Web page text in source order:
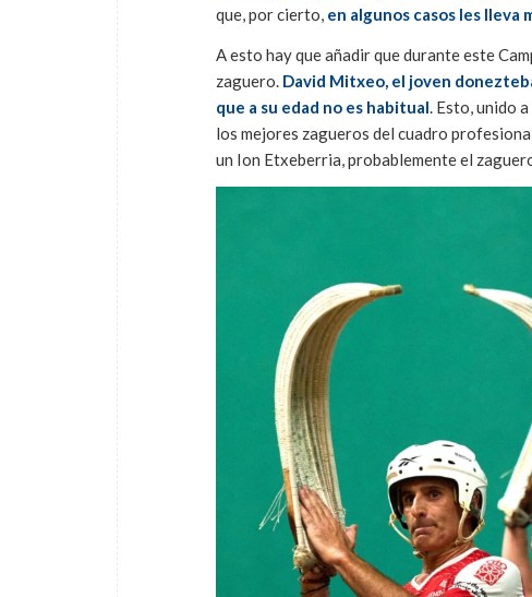
que, por cierto, en algunos casos les lleva
A esto hay que añadir que durante este
zaguero. David Mitxeo, el joven
que a su edad no es habitual. Esto, unido
los mejores zagueros del cuadro
un Ion Etxeberria, probablemente el